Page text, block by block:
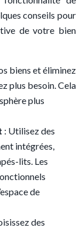
conseils pour
de votre bien
biens et éliminez
plus besoin. Cela
plus
: Utilisez des
intégrées,
lits. Les
de
des